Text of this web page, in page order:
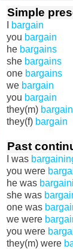
Simple
bargain
you bargain
he bargains
she bargains
one bargains
we bargain
you bargain
they(m) bargain
they(f) bargain
Past
I was
you were
he was
she was
one was
we were
you were
they(m) were